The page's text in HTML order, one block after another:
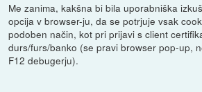
Me zanima, kakšna bi bila uporabniška
opcija v browser-ju, da se potrjuje vsak
podoben način, kot pri prijavi s client
durs/furs/banko (se pravi browser pop-up,
F12 debugerju).